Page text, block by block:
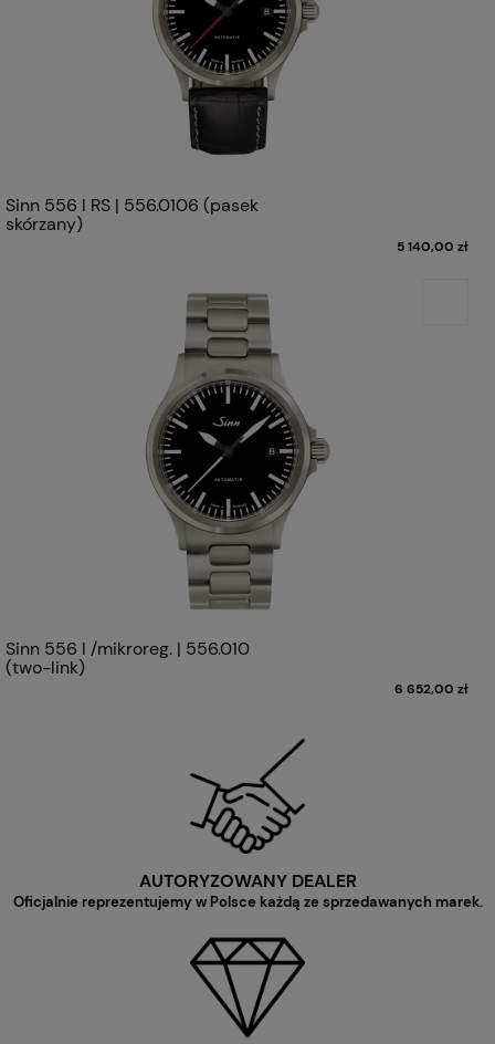
Sinn 556 I RS | 556.0106 (pasek
skórzany)
5 140,00 zł
Sinn 556 I /mikroreg. | 556.010
(two-link)
6 652,00 zł
AUTORYZOWANY DEALER
Oficjalnie reprezentujemy w Polsce każdą ze sprzedawanych marek.